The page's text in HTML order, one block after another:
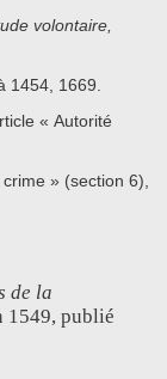
volontaire,
1454, 1669.
« Autorité
» (section 6),
de la
1549, publié